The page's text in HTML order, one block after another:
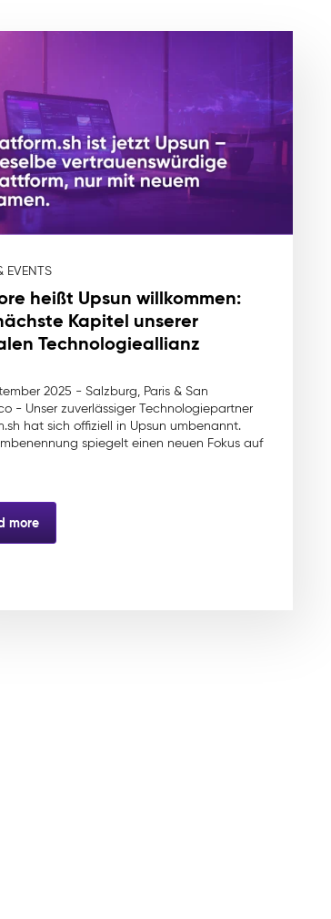
EVENTS
heißt Upsun willkommen:
Kapitel unserer
Technologieallianz
2025 - Salzburg, Paris & San
- Unser zuverlässiger Technologiepartner
hat sich offiziell in Upsun umbenannt.
spiegelt einen neuen Fokus auf
more